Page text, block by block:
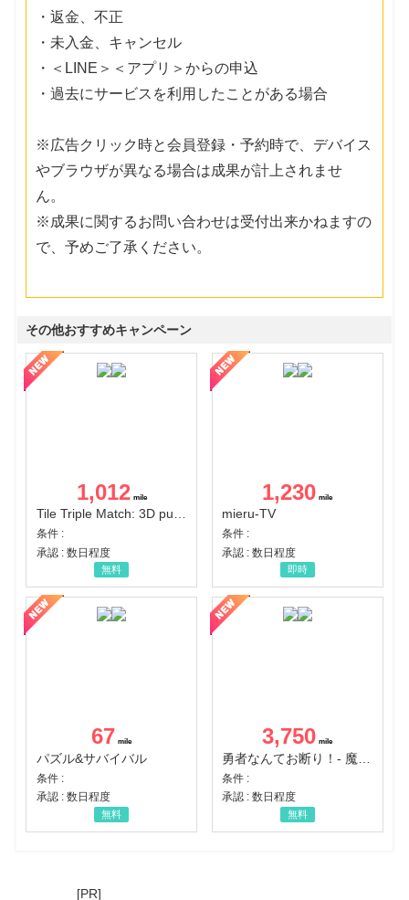
・返金、不正
・未入金、キャンセル
・＜LINE＞＜アプリ＞からの申込
・過去にサービスを利用したことがある場合
※広告クリック時と会員登録・予約時で、デバイス
やブラウザが異なる場合は成果が計上されませ
ん。
※成果に関するお問い合わせは受付出来かねますの
で、予めご了承ください。
その他おすすめキャンペーン
1,012
Tile Triple Match: 3D puzzle
条件 :
承認 : 数日程度
無料
1,230
mieru-TV
条件 :
承認 : 数日程度
即時
67
パズル&サバイバル
条件 :
承認 : 数日程度
無料
3,750
条件 :
承認 : 数日程度
無料
[PR]